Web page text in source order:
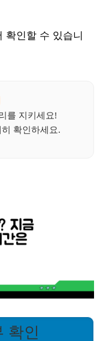
확인할 수 있습니
를 지키세요!
확인하세요.
확인